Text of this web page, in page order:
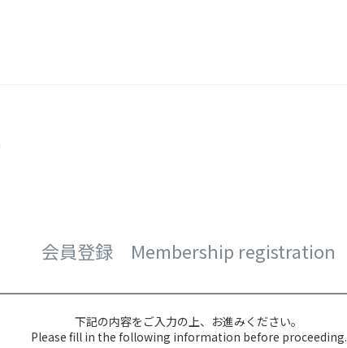
会員登録 Membership registration
下記の内容をご入力の上、お進みください。
Please fill in the following information before proceeding.